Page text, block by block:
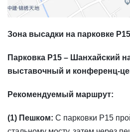
Зона высадки на парковке P15
Парковка P15 – Шанхайский
выставочный и конференц-
Рекомендуемый маршрут:
(1) Пешком: С парковки P15